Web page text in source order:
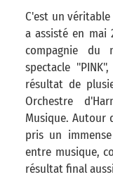
C'est un
a assisté en mai
compagnie du
spectacle
résultat de
Orchestre
Musique. Autour
pris un
entre musique,
résultat final